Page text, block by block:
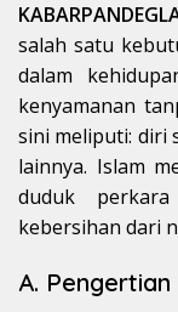
salah satu
dalam
kenyamanan
sini meliputi: diri
lainnya. Islam
duduk
kebersihan dari
A. Pengertian